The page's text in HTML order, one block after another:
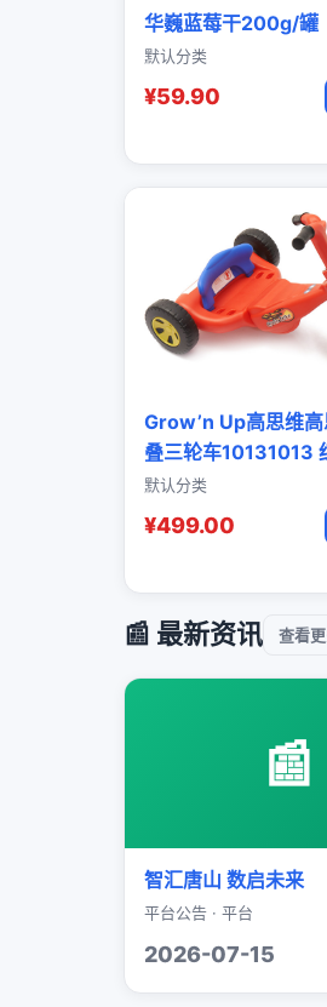
华巍蓝莓干200g/罐
默认分类
¥59.90
Grow’n Up高思维
叠三轮车10131013
默认分类
¥499.00
📰 最新资讯 查看
📰
智汇唐山 数启未来
平台公告 · 平台
2026-07-15